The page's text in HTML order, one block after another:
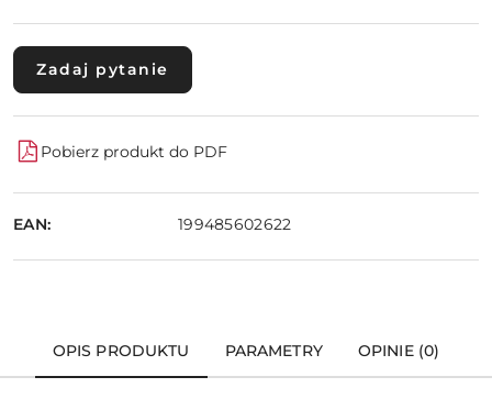
Zadaj pytanie
Pobierz produkt do PDF
EAN: 199485602622
OPIS PRODUKTU PARAMETRY OPINIE (0)